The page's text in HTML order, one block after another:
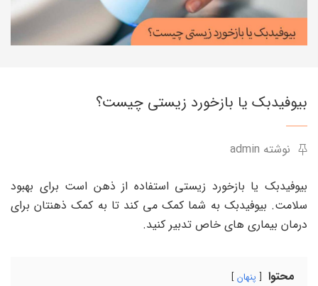
بیوفیدبک یا بازخورد زیستی چیست؟
نوشته admin
بیوفیدبک یا بازخورد زیستی استفاده از ذهن است برای بهبود
سلامت. بیوفیدبک به شما کمک می کند تا به کمک ذهنتان برای
درمان بیماری های خاص تدبیر کنید.
محتوا پنهان